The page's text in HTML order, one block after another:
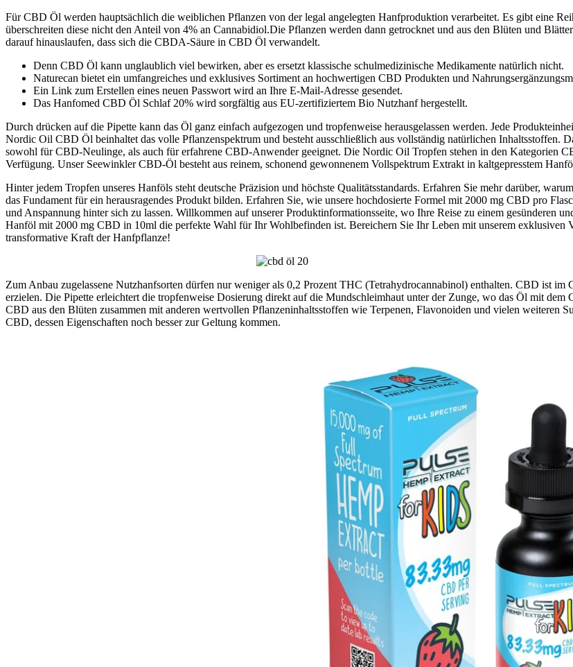
Für CBD Öl werden hauptsächlich die weiblichen Pflanzen von der legal angelegten Hanfproduktion verarbeitet. Es gibt eine
überschreiten diese nicht den Anteil von 4% an Cannabidiol.Die Pflanzen werden dann getrocknet und aus den Blüten und
darauf hinauslaufen, dass sich die CBDA-Säure in CBD Öl verwandelt.
Denn CBD Öl kann unglaublich viel bewirken, aber es ersetzt klassische schulmedizinische Medikamente natürlich nicht.
Naturecan bietet ein umfangreiches und exklusives Sortiment an hochwertigen CBD Produkten und
Ein Link zum Erstellen eines neuen Passwort wird an Ihre E-Mail-Adresse gesendet.
Das Hanfomed CBD Öl Schlaf 20% wird sorgfältig aus EU-zertifiziertem Bio Nutzhanf hergestellt.
Durch drücken auf die Pipette kann das Öl ganz einfach aufgezogen und tropfenweise herausgelassen werden. Jede
Nordic Oil CBD Öl beinhaltet das volle Pflanzenspektrum und besteht ausschließlich aus vollständig natürlichen
sowohl für CBD-Neulinge, als auch für erfahrene CBD-Anwender geeignet. Die Nordic Oil Tropfen stehen in den
Verfügung. Unser Seewinkler CBD-Öl besteht aus reinem, schonend gewonnenem Vollspektrum Extrakt in kaltgepresstem
Hinter jedem Tropfen unseres Hanföls steht deutsche Präzision und höchste Qualitätsstandards. Erfahren Sie mehr darüber,
das Fundament für ein herausragendes Produkt bilden. Erfahren Sie, wie unsere hochdosierte Formel mit 2000 mg CBD pro
und Anspannung hinter sich zu lassen. Willkommen auf unserer Produktinformationsseite, wo Ihre Reise zu einem gesünderen
Hanföl mit 2000 mg CBD in 10ml die perfekte Wahl für Ihr Wohlbefinden ist. Bereichern Sie Ihr Leben mit unserem
transformative Kraft der Hanfpflanze!
Zum Anbau zugelassene Nutzhanfsorten dürfen nur weniger als 0,2 Prozent THC (Tetrahydrocannabinol) enthalten. CBD ist
erzielen. Die Pipette erleichtert die tropfenweise Dosierung direkt auf die Mundschleimhaut unter der Zunge, wo das Öl mit
CBD aus den Blüten zusammen mit anderen wertvollen Pflanzeninhaltsstoffen wie Terpenen, Flavonoiden und vielen weiteren
CBD, dessen Eigenschaften noch besser zur Geltung kommen.